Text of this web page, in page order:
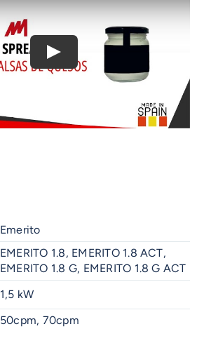
Emerito
EMERITO 1.8, EMERITO 1.8 ACT,
EMERITO 1.8 G, EMERITO 1.8 G ACT
1,5 kW
50cpm, 70cpm